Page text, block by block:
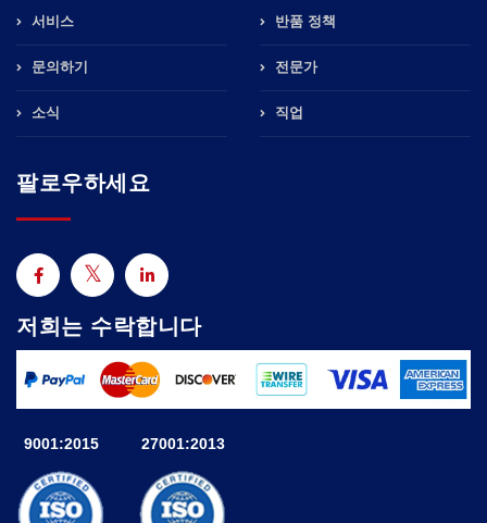
서비스
문의하기
소식
반품 정책
전문가
직업
팔로우하세요
저희는 수락합니다
9001:2015 27001:2013